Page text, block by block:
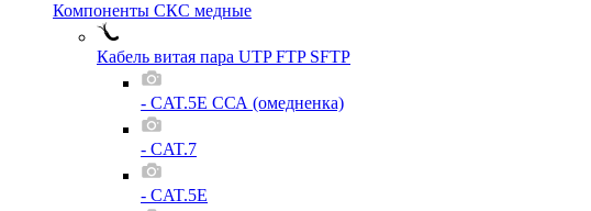
Компоненты СКС медные
Кабель витая пара UTP FTP SFTP
- CAT.5E ССА (омедненка)
- CAT.7
- CAT.5E